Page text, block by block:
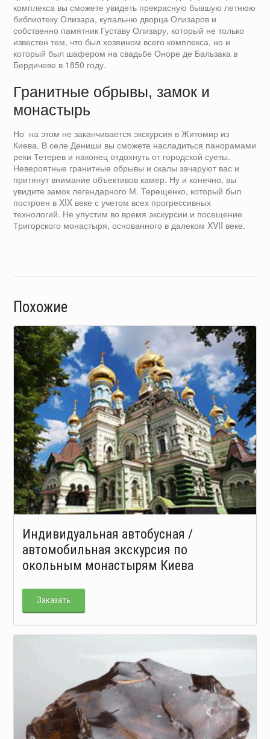
комплекса вы сможете увидеть прекрасную бывшую летнюю
библиотеку Олизара, купальню дворца Олизаров и
собственно памятник Густаву Олизару, который не только
известен тем, что был хозяином всего комплекса, но и
который был шафером на свадьбе Оноре де Бальзака в
Бердичеве в 1850 году.
Гранитные обрывы, замок и
монастырь
Но на этом не заканчивается экскурсия в Житомир из
Киева. В селе Дениши вы сможете насладиться панорамами
реки Тетерев и наконец отдохнуть от городской суеты.
Невероятные гранитные обрывы и скалы зачаруют вас и
притянут внимание объективов камер. Ну и конечно, вы
увидите замок легендарного М. Терещенко, который был
построен в XIX веке с учетом всех прогрессивных
технологий. Не упустим во время экскурсии и посещение
Тригорского монастыря, основанного в далеком XVII веке.
Похожие
Индивидуальная автобусная /
автомобильная экскурсия по
окольным монастырям Киева
Заказать